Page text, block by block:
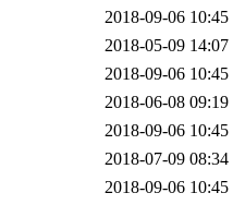
2018-09-06 10:45
2018-05-09 14:07
2018-09-06 10:45
2018-06-08 09:19
2018-09-06 10:45
2018-07-09 08:34
2018-09-06 10:45